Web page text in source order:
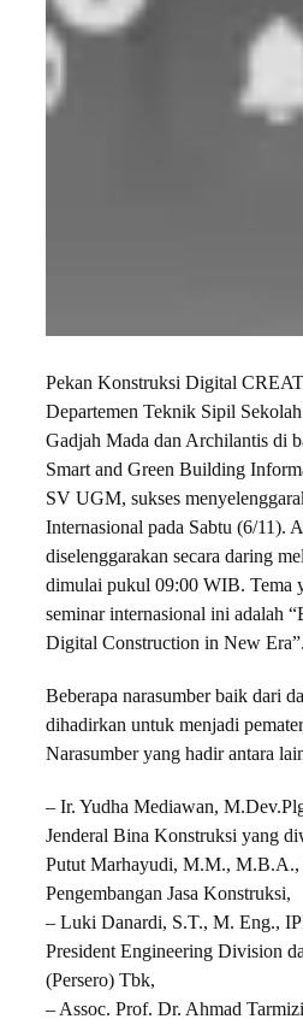
Pekan Konstruksi Digital
Departemen Teknik Sipil
Gadjah Mada dan Archilantis di
Smart and Green Building
SV UGM, sukses
Internasional pada Sabtu (6/11).
diselenggarakan secara daring
dimulai pukul 09:00 WIB. Tema
seminar internasional ini adalah
Digital Construction in New Era”.
Beberapa narasumber baik dari
dihadirkan untuk menjadi
Narasumber yang hadir antara
– Ir. Yudha Mediawan,
Jenderal Bina Konstruksi yang
Putut Marhayudi, M.M.,
Pengembangan Jasa Konstruksi,
– Luki Danardi, S.T., M. Eng.,
President Engineering Division
(Persero) Tbk,
– Assoc. Prof. Dr. Ahmad